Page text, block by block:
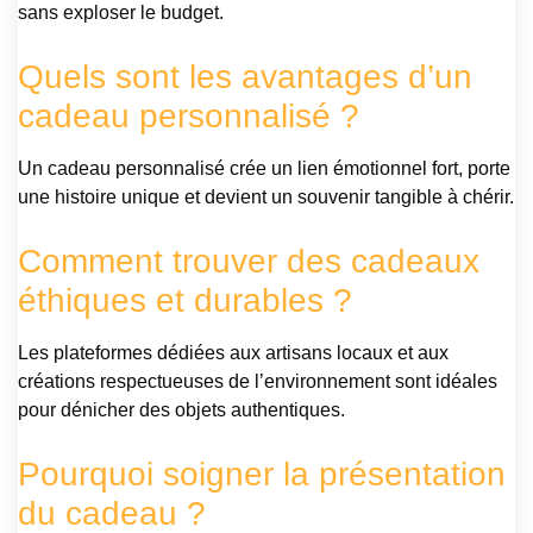
sans exploser le budget.
Quels sont les avantages d’un
cadeau personnalisé ?
Un cadeau personnalisé crée un lien émotionnel fort, porte
une histoire unique et devient un souvenir tangible à chérir.
Comment trouver des cadeaux
éthiques et durables ?
Les plateformes dédiées aux artisans locaux et aux
créations respectueuses de l’environnement sont idéales
pour dénicher des objets authentiques.
Pourquoi soigner la présentation
du cadeau ?